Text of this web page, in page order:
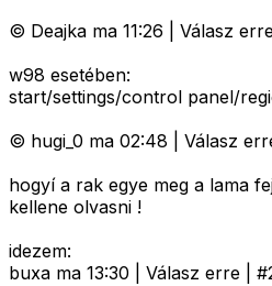
© Deajka ma 11:26 | Válasz
w98 esetében:
start/settings/control panel/
© hugi_0 ma 02:48 | Válasz
hogyí a rak egye meg a lama
kellene olvasni !
idezem:
buxa ma 13:30 | Válasz erre |